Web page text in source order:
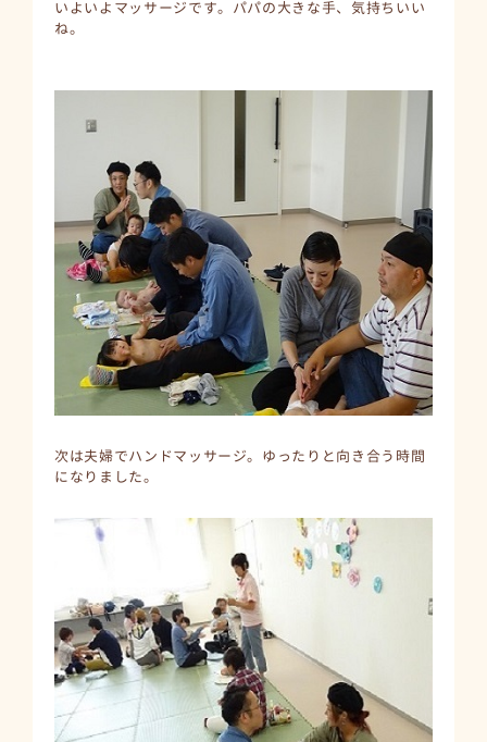
いよいよマッサージです。パパの大きな手、気持ちいい
ね。
次は夫婦でハンドマッサージ。ゆったりと向き合う時間
になりました。